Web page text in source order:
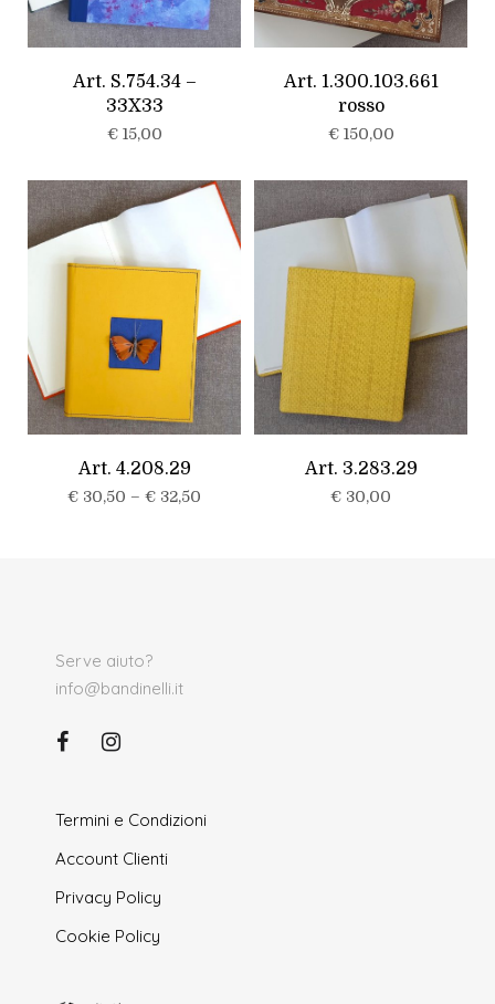
Art. S.754.34 –
33X33
€15,00
Art. 1.300.103.661
rosso
€150,00
Art. 4.208.29
€ 30,50 – € 32,50
Art. 3.283.29
€ 30,00
Serve aiuto?
info@bandinelli.it
Termini e Condizioni
Account Clienti
Privacy Policy
Cookie Policy